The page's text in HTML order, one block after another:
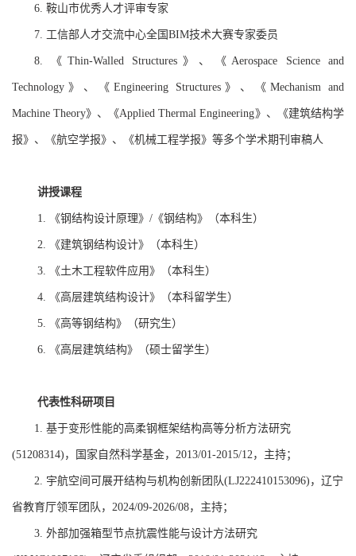
6. 鞍山市优秀人才评审专家
7. 工信部人才交流中心全国BIM技术大赛专家委员
8. 《 Thin-Walled Structures 》、《 Aerospace Science and
Technology 》、《 Engineering Structures 》、《 Mechanism and
Machine Theory》、《Applied Thermal Engineering》、《建筑结构学
报》、《航空学报》、《机械工程学报》等多个学术期刊审稿人
讲授课程
1. 《钢结构设计原理》/ 《钢结构》（本科生）
2. 《建筑钢结构设计》（本科生）
3. 《土木工程软件应用》（本科生）
4. 《高层建筑结构设计》（本科留学生）
5. 《高等钢结构》（研究生）
6. 《高层建筑结构》（硕士留学生）
代表性科研项目
1. 基于变形性能的高柔钢框架结构高等分析方法研究
(51208314) ，国家自然科学基金， 2013/01-2015/12 ，主持；
2. 宇航空间可展开结构与机构创新团队(LJ222410153096) ， 辽宁
省教育厅领军团队 ， 2024/09-2026/08， 主持；
3. 外部加强箱型节点抗震性能与设计方法研究